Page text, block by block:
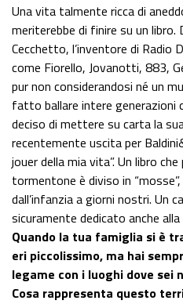
Una vita talmente ricca di
meriterebbe di finire su un
Cecchetto, l’inventore di Radio
come Fiorello, Jovanotti, 883,
pur non considerandosi né un
fatto ballare intere generazioni
deciso di mettere su carta la
recentemente uscita per
jouer della mia vita”. Un libro
tormentone è diviso in
dall’infanzia a giorni nostri. Un
sicuramente dedicato anche
Quando la tua famiglia si è
eri piccolissimo, ma hai
legame con i luoghi dove sei
Cosa rappresenta questo